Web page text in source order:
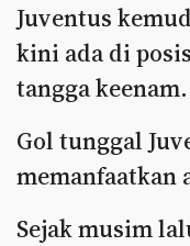
Juventus
kini ada di
tangga keenam.
Gol tunggal
memanfaatkan
Sejak musim